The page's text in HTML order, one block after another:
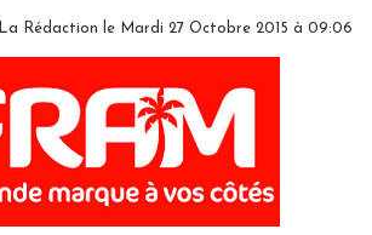
La Rédaction le Mardi 27 Octobre 2015 à 09:06